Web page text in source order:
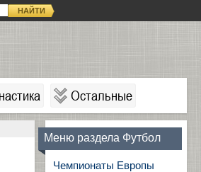
НАЙТИ
Остальные
Меню раздела Футбол
Чемпионаты Европы